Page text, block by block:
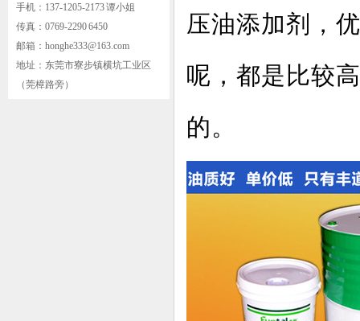
手机：137-1205-2173 谭小姐
传真：0769-2290 6450
邮箱：honghe333@163.com
地址：东莞市寮步镇横坑工业区
（莞樟路旁）
压油添加剂，
呢，都是比较
的。